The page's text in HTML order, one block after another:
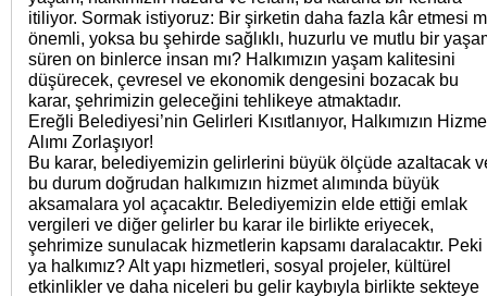
itiliyor. Sormak istiyoruz: Bir şirketin daha fazla kâr etmesi
önemli, yoksa bu şehirde sağlıklı, huzurlu ve mutlu bir
süren on binlerce insan mı? Halkımızın yaşam kalitesini
düşürecek, çevresel ve ekonomik dengesini bozacak bu
karar, şehrimizin geleceğini tehlikeye atmaktadır.
Ereğli Belediyesi’nin Gelirleri Kısıtlanıyor, Halkımızın
Alımı Zorlaşıyor!
Bu karar, belediyemizin gelirlerini büyük ölçüde azaltacak
bu durum doğrudan halkımızın hizmet alımında büyük
aksamalara yol açacaktır. Belediyemizin elde ettiği emlak
vergileri ve diğer gelirler bu karar ile birlikte eriyecek,
şehrimize sunulacak hizmetlerin kapsamı daralacaktır. Peki
ya halkımız? Alt yapı hizmetleri, sosyal projeler, kültürel
etkinlikler ve daha niceleri bu gelir kaybıyla birlikte sekteye